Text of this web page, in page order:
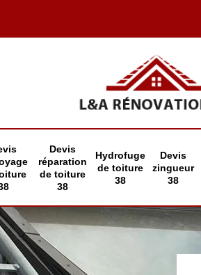
Devis
réparation
de toiture
38
Hydrofuge
de toiture
38
Devis
zingueur
38